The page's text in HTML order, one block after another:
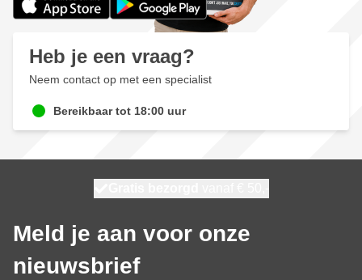
Heb je een vraag?
Neem contact op met een specialist
Bereikbaar tot 18:00 uur
Meld je aan voor onze
nieuwsbrief